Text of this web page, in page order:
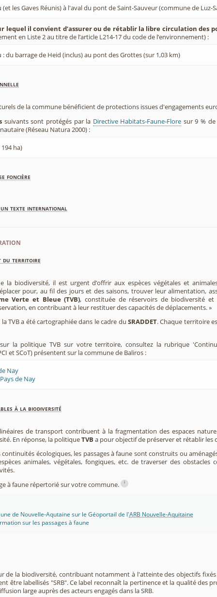
(et les Gaves Réunis) à l'aval du pont de Saint-Sauveur (commune de Luz-
lequel il convient d’assurer ou de rétablir la libre circulation des
en Liste 2 au titre de l’article L214-17 du code de l’environnement) :
: du barrage de Heid (inclus) au pont des Grottes (sur 1,03 km)
de la commune bénéficient de protections issues d'engagements
suivants sont protégés par la Directive Habitats-Faune-Flore sur 9 %
(Réseau Natura 2000) :
ha)
foncière
texte international
du territoire
la biodiversité, il est urgent d’offrir aux espèces végétales et
pour, au fil des jours et des saisons, trouver leur alimentation,
Verte et Bleue (TVB), constituée de réservoirs de biodiversité
en contribuant à leur restituer des capacités de déplacements. »
TVB a été cartographiée dans le cadre du SRADDET. Chaque territoire
la politique TVB sur votre territoire, consultez la rubrique
et SCoT) présentent sur la commune de Baliros :
Nay
de Nay
à la biodiversité
de transport contribuent à la fragmentation des espaces
En réponse, la politiqueTVB a pour objectif de préserver et rétablir les
écologiques, les passages à faune sont construits ou
animales, végétales, fongiques, etc. de traverser des
à faune répertorié sur votre commune.
i
de Nouvelle-Aqutaine sur le Géoportail de l'ARB Nouvelle-Aquitaine
sur les passages à faune
de la biodiversité, contribuant notamment à l'atteinte des objectifs fixés
être labellisés "SRB". Ce label reconnaît la pertinence et la qualité des
large auprès des acteurs engagés dans la SRB.